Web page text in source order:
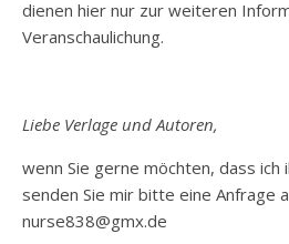
dienen hier nur zur weiteren
Veranschaulichung.
Liebe Verlage und Autoren,
wenn Sie gerne möchten, dass
senden Sie mir bitte eine Anfrage
nurse838@gmx.de